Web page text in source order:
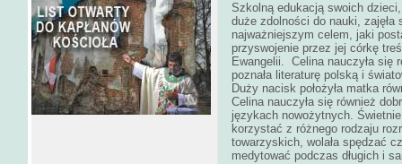
Szkolną edukacją swoich
duże zdolności do nauki,
najważniejszym celem, jaki
przyswojenie przez jej córkę
Ewangelii. Celina nauczyła się
poznała literaturę polską i
Duży nacisk położyła matka
Celina nauczyła się również
językach nowożytnych.
korzystać z różnego rodzaju
towarzyskich, wolała spędzać
medytować podczas długich i